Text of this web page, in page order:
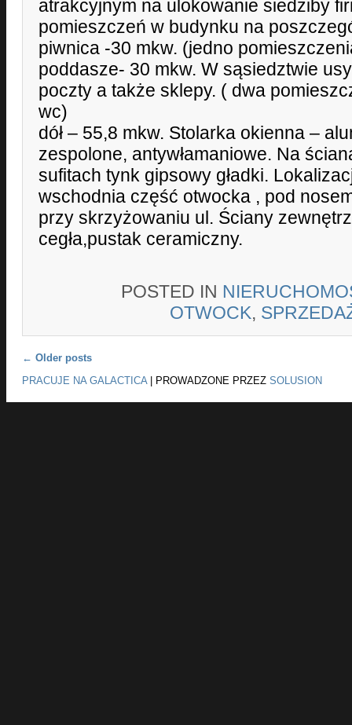
atrakcyjnym na ulokowanie siedziby
pomieszczeń w budynku na
piwnica -30 mkw. (jedno
poddasze- 30 mkw. W sąsiedztwie
poczty a także sklepy. ( dwa
wc)
dół – 55,8 mkw. Stolarka okienna –
zespolone, antywłamaniowe. Na
sufitach tynk gipsowy gładki.
wschodnia część otwocka , pod
przy skrzyżowaniu ul. Ściany
cegła,pustak ceramiczny.
POSTED IN
OTWOCK,
Post navigation
← Older posts
PRACUJE NA GALACTICA | PROWADZONE PRZEZ SOLUSION